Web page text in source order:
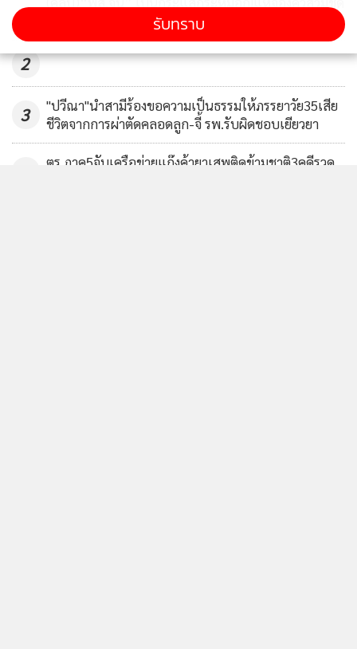
1
ไทย-ร้อยมาลัยถวายพระวัดเจ็ดยอด
2
3
"ปวีณา"นำสามีร้องขอความเป็นธรรมให้ภรรยาวัย35เสีย
ชีวิตจากการผ่าตัดคลอดลูก-จี้ รพ.รับผิดชอบเยียวยา
ตร.ภาค5จับเครือข่ายแก๊งค้ายาเสพติดข้ามชาติ3คดีรวด
รับทราบ